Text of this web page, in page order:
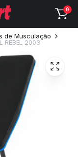
0
de Musculação
REBEL 2003